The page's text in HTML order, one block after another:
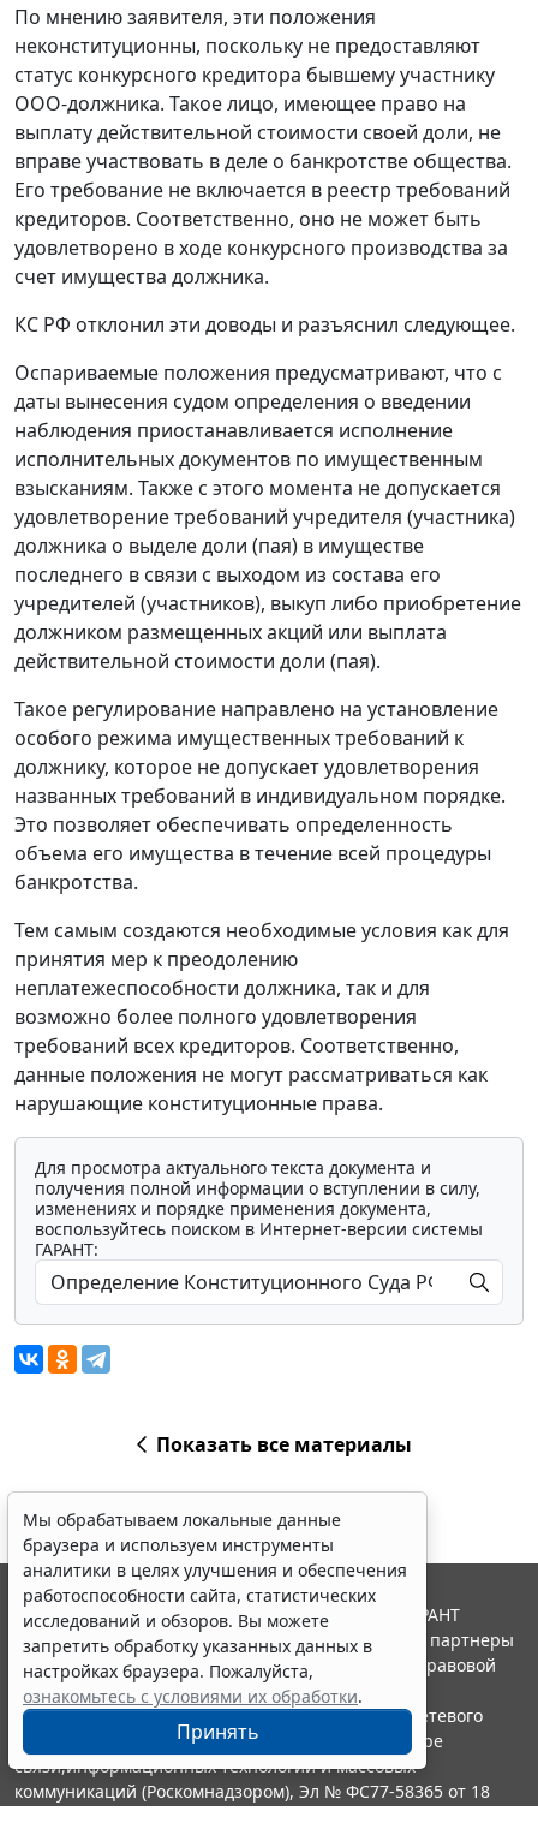
По мнению заявителя, эти положения
неконституционны, поскольку не предоставляют
статус конкурсного кредитора бывшему участнику
ООО-должника. Такое лицо, имеющее право на
выплату действительной стоимости своей доли, не
вправе участвовать в деле о банкротстве общества.
Его требование не включается в реестр требований
кредиторов. Соответственно, оно не может быть
удовлетворено в ходе конкурсного производства за
счет имущества должника.
КС РФ отклонил эти доводы и разъяснил следующее.
Оспариваемые положения предусматривают, что с
даты вынесения судом определения о введении
наблюдения приостанавливается исполнение
исполнительных документов по имущественным
взысканиям. Также с этого момента не допускается
удовлетворение требований учредителя (участника)
должника о выделе доли (пая) в имуществе
последнего в связи с выходом из состава его
учредителей (участников), выкуп либо приобретение
должником размещенных акций или выплата
действительной стоимости доли (пая).
Такое регулирование направлено на установление
особого режима имущественных требований к
должнику, которое не допускает удовлетворения
названных требований в индивидуальном порядке.
Это позволяет обеспечивать определенность
объема его имущества в течение всей процедуры
банкротства.
Тем самым создаются необходимые условия как для
принятия мер к преодолению
неплатежеспособности должника, так и для
возможно более полного удовлетворения
требований всех кредиторов. Соответственно,
данные положения не могут рассматриваться как
нарушающие конституционные права.
Для просмотра актуального текста документа и
получения полной информации о вступлении в силу,
изменениях и порядке применения документа,
воспользуйтесь поиском в Интернет-версии системы
ГАРАНТ:
Показать все материалы
Мы обрабатываем локальные данные
браузера и используем инструменты
аналитики в целях улучшения и обеспечения
работоспособности сайта, статистических
исследований и обзоров. Вы можете
запретить обработку указанных данных в
настройках браузера. Пожалуйста,
ознакомьтесь с условиями их обработки.
Принять
© ООО "НПП "ГАРАНТ-СЕРВИС", 2026. Система ГАРАНТ
выпускается с 1990 года. Компания "Гарант" и ее партнеры
являются участниками Российской ассоциации правовой
информации ГАРАНТ.
Портал ГАРАНТ.РУ зарегистрирован в качестве сетевого
издания Федеральной службой по надзору в сфере
связи,информационных технологий и массовых
коммуникаций (Роскомнадзором), Эл № ФС77-58365 от 18